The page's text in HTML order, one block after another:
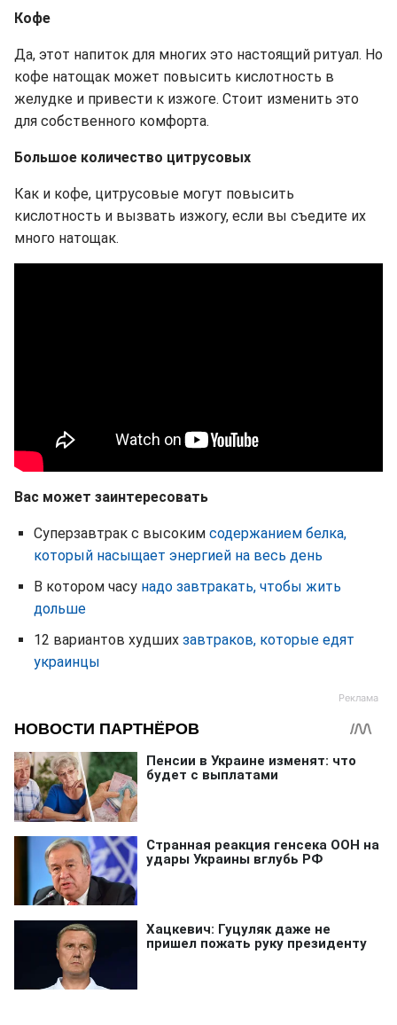
Кофе
Да, этот напиток для многих это настоящий ритуал. Но
кофе натощак может повысить кислотность в
желудке и привести к изжоге. Стоит изменить это
для собственного комфорта.
Большое количество цитрусовых
Как и кофе, цитрусовые могут повысить
кислотность и вызвать изжогу, если вы съедите их
много натощак.
Вас может заинтересовать
Суперзавтрак с высоким содержанием белка,
который насыщает энергией на весь день
В котором часу надо завтракать, чтобы жить
дольше
12 вариантов худших завтраков, которые едят
украинцы